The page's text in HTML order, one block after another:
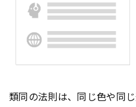
類同の法則は、同じ色や同